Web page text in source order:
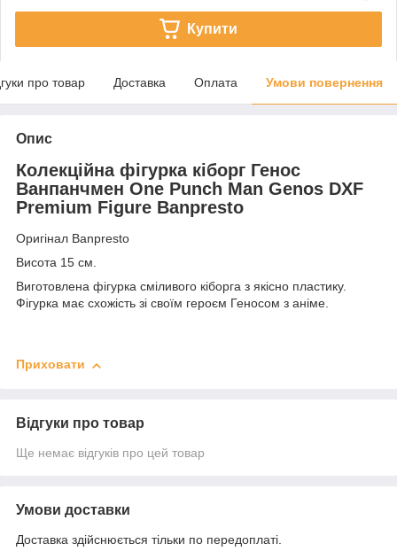
Купити
про товар Доставка Оплата Умови повернення
Опис
Колекційна фігурка кіборг Генос
Ванпанчмен One Punch Man Genos DXF
Premium Figure Banpresto
Оригінал Banpresto
Висота 15 см.
Виготовлена фігурка сміливого кіборга з якісно пластику.
Фігурка має схожість зі своїм героєм Геносом з аніме.
Приховати
Відгуки про товар
Ще немає відгуків про цей товар
Умови доставки
Доставка здійснюється тільки по передоплаті.